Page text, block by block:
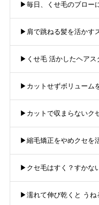
▶︎毎日、くせ毛のブロー
▶︎肩で跳ねる髪を活かす
▶︎くせ毛 活かしたヘアス
▶︎カットせずボリューム
▶︎カットで収まらないク
▶︎縮毛矯正をやめクセを
▶︎クセ毛はすく？すかな
▶︎濡れて伸び乾くと うね